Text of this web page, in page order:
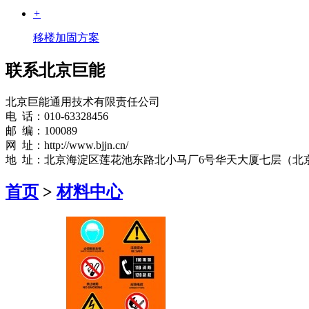
+
移楼加固方案
联系北京巨能
北京巨能通用技术有限责任公司
电 话：010-63328456
邮 编：100089
网 址：http://www.bjjn.cn/
地 址：北京海淀区莲花池东路北小马厂6号华天大厦七层（北
首页 >材料中心